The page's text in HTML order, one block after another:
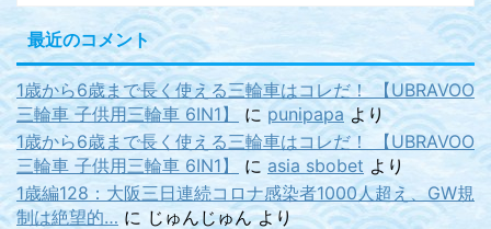
最近のコメント
1歳から6歳まで長く使える三輪車はコレだ！ 【UBRAVOO
三輪車 子供用三輪車 6IN1】
に punipapaより
1歳から6歳まで長く使える三輪車はコレだ！ 【UBRAVOO
三輪車 子供用三輪車 6IN1】
に asia sbobet より
1歳編128：大阪三日連続コロナ感染者1000人超え、GW規
制は絶望的… に じゅんじゅんより